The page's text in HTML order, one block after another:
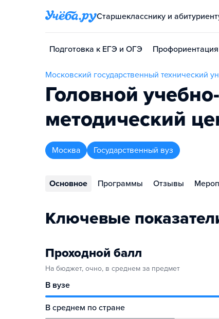
Старшекласснику и
Подготовка к ЕГЭ и ОГЭ Профориентация
Московский государственный технический
Головной
методический
Москва Государственный вуз
Основное Программы Отзывы
Ключевые
Проходной балл
На бюджет, очно, в среднем за предмет
В вузе
В среднем по стране